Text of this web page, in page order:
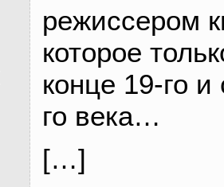
режиссером
которое
конце 19-го
го века…
[…]